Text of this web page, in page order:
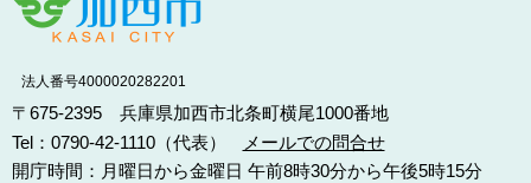
法人番号4000020282201
〒675-2395 兵庫県加西市北条町横尾1000番地
Tel：0790-42-1110（代表）
メールでの問合せ
開庁時間：月曜日から金曜日 午前8時30分から午後5時15分